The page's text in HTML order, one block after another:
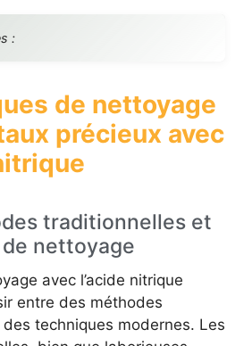
:
de nettoyage
précieux avec
traditionnelles et
nettoyage
avec l’acide nitrique
entre des méthodes
techniques modernes. Les